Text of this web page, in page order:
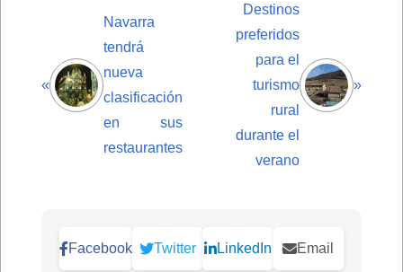
«
Navarra
tendrá
nueva
clasificación
en sus
restaurantes
Destinos
preferidos
para el
turismo
rural
durante el
verano
»
Facebook Twitter LinkedIn Email